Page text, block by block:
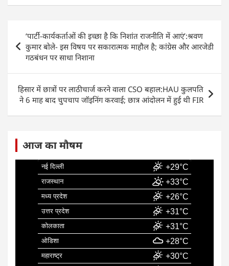
c
e
b
o
o
k
at
s
A
p
p
k
e
dI
n
ai
l
ar
e
navigation
‘पार्टी-कार्यकर्ताओं की इच्छा है कि निशांत राजनीति में आएं’:श्रवण
कुमार बोले- इस विषय पर सकारात्मक माहौल है; कांग्रेस और आरजेडी
गठबंधन पर साधा निशाना
हिसार में छात्रों पर लाठीचार्ज करने वाला CSO बहाल:HAU कुलपति
ने 6 माह बाद चुपचाप जॉइनिंग करवाई; छात्र आंदोलन में हुई थी FIR
आज का मौषम
नई दिल्ली +29°C
राजस्थान +33°C
मध्य प्रदेश +26°C
उत्तर प्रदेश +31°C
कोलकाता +31°C
ओडिशा +28°C
महाराष्ट्र +30°C